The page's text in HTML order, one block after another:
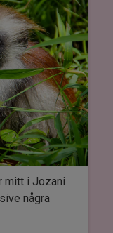
mitt i Jozani
några